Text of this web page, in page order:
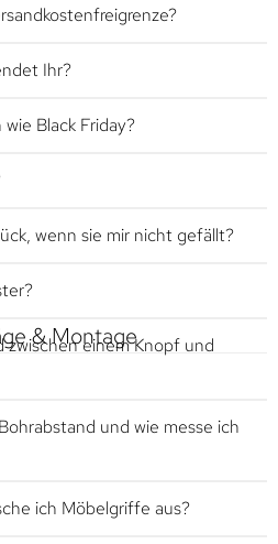
Ihr?
Black Friday?
wenn sie mir nicht gefällt?
& Montage
zwischen einem Knopf und
und wie messe ich
ich Möbelgriffe aus?